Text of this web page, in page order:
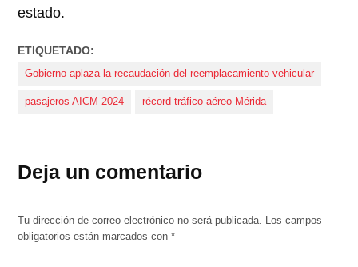
estado.
ETIQUETADO:
Gobierno aplaza la recaudación del reemplacamiento vehicular
pasajeros AICM 2024 récord tráfico aéreo Mérida
Deja un comentario
Tu dirección de correo electrónico no será publicada. Los campos
obligatorios están marcados con*